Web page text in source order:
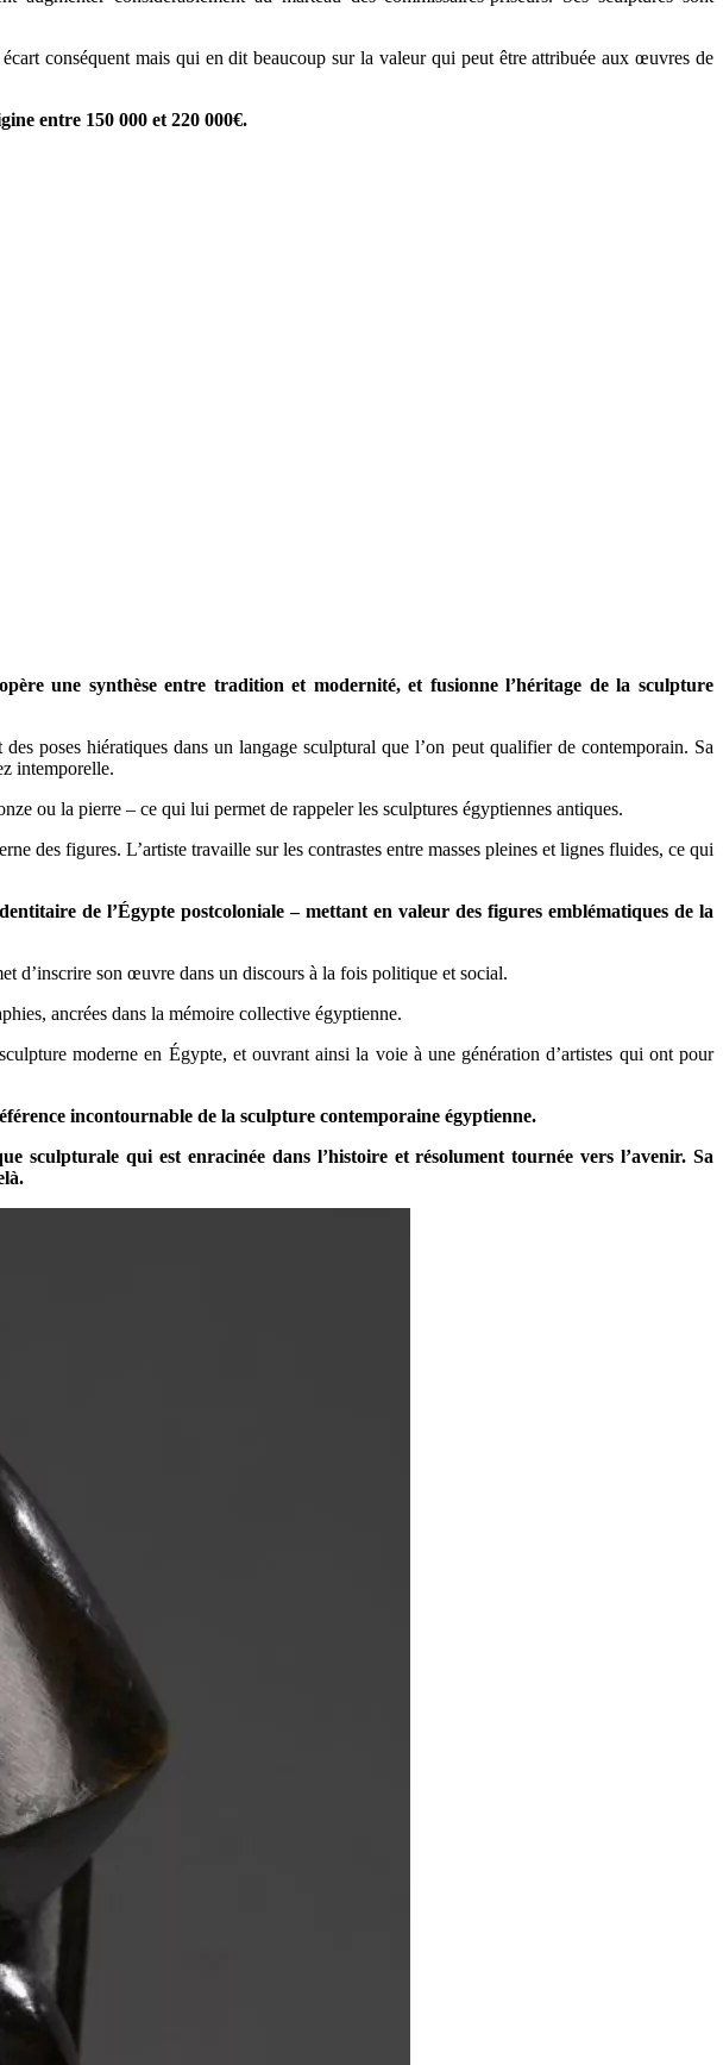
conséquent mais qui en dit beaucoup sur la valeur qui peut être attribuée aux œuvres de
entre 150 000 et 220 000€.
une synthèse entre tradition et modernité, et fusionne l’héritage de la sculpture
poses hiératiques dans un langage sculptural que l’on peut qualifier de contemporain. Sa
intemporelle.
ou la pierre – ce qui lui permet de rappeler les sculptures égyptiennes antiques.
des figures. L’artiste travaille sur les contrastes entre masses pleines et lignes fluides, ce qui
de l’Égypte postcoloniale – mettant en valeur des figures emblématiques de la
d’inscrire son œuvre dans un discours à la fois politique et social.
ancrées dans la mémoire collective égyptienne.
moderne en Égypte, et ouvrant ainsi la voie à une génération d’artistes qui ont pour
incontournable de la sculpture contemporaine égyptienne.
sculpturale qui est enracinée dans l’histoire et résolument tournée vers l’avenir. Sa